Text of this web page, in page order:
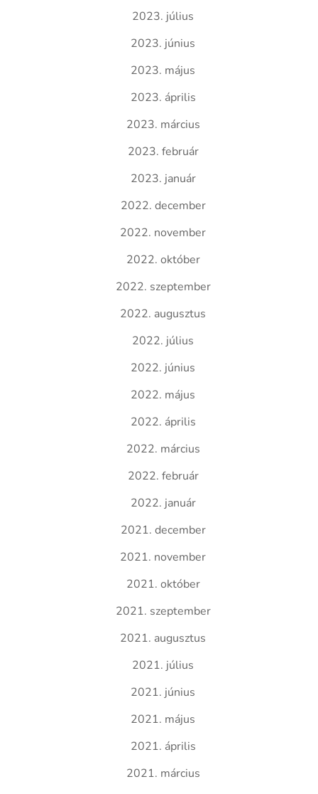
2023. július
2023. június
2023. május
2023. április
2023. március
2023. február
2023. január
2022. december
2022. november
2022. október
2022. szeptember
2022. augusztus
2022. július
2022. június
2022. május
2022. április
2022. március
2022. február
2022. január
2021. december
2021. november
2021. október
2021. szeptember
2021. augusztus
2021. július
2021. június
2021. május
2021. április
2021. március